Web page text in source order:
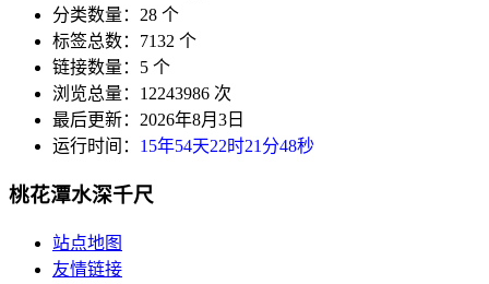
分类数量：28 个
标签总数：7132 个
链接数量：5 个
浏览总量：12243986 次
最后更新：2026年8月3日
运行时间： 15年54天22时21分48秒
桃花潭水深千尺
站点地图
友情链接